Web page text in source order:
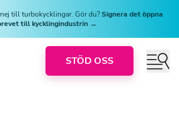
till turbokycklingar. Gör du?Signera det öppna
till kycklingindustrin →
STÖD OSS